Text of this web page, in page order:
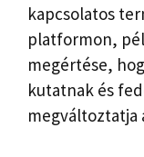
kapcsolatos
platformon,
megértése,
kutatnak és
megváltoztatja